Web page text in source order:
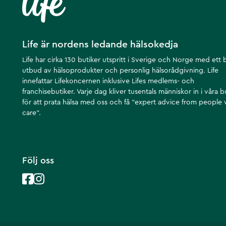
Life är nordens ledande hälsokedja
Life har cirka 130 butiker utspritt i Sverige och Norge med ett
utbud av hälsoprodukter och personlig hälsorådgivning. Life
innefattar Lifekoncernen inklusive Lifes medlems- och
franchisebutiker. Varje dag kliver tusentals människor in i våra
för att prata hälsa med oss och få ”expert advice from people
care”.
Följ oss